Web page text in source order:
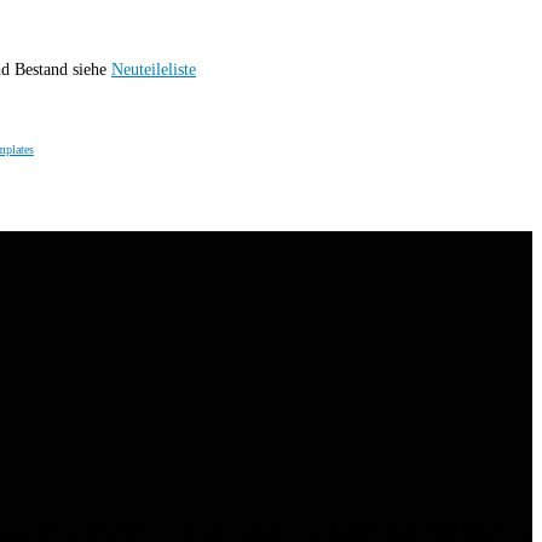
Bestand siehe Neuteileliste
zu verbessern (Tracking Cookies). Sie können selbst entscheiden, ob